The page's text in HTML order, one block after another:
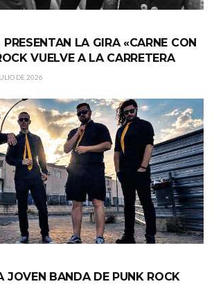
LA GIRA «CARNE CON
VUELVE A LA CARRETERA
DE 2026
JOVEN BANDA DE PUNK ROCK